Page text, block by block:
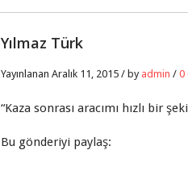
Yılmaz Türk
Yayınlanan Aralık 11, 2015 / by admin / 0
“Kaza sonrası aracımı hızlı bir
Bu gönderiyi paylaş: